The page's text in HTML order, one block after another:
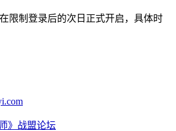
限制登录后的次日正式开启，具体时
》战盟论坛